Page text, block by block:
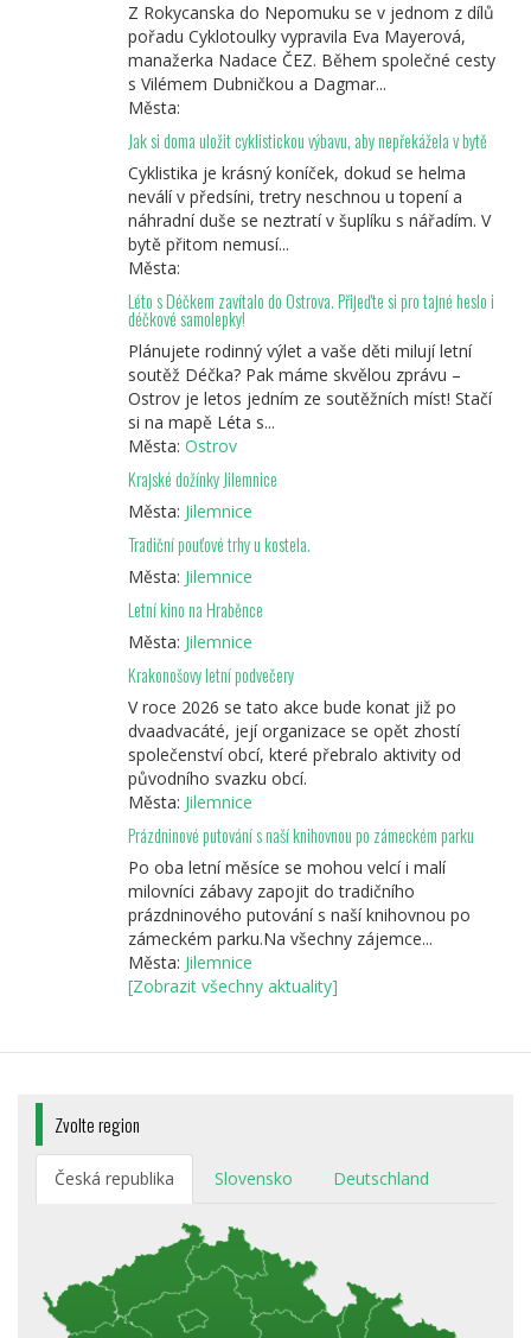
Z Rokycanska do Nepomuku se v jednom z dílů
pořadu Cyklotoulky vypravila Eva Mayerová,
manažerka Nadace ČEZ. Během společné cesty
s Vilémem Dubničkou a Dagmar...
Města:
Jak si doma uložit cyklistickou výbavu, aby nepřekážela v bytě
Cyklistika je krásný koníček, dokud se helma
neválí v předsíni, tretry neschnou u topení a
náhradní duše se neztratí v šuplíku s nářadím. V
bytě přitom nemusí...
Města:
Léto s Déčkem zavítalo do Ostrova. Přijeďte si pro tajné heslo i
déčkové samolepky!
Plánujete rodinný výlet a vaše děti milují letní
soutěž Déčka? Pak máme skvělou zprávu –
Ostrov je letos jedním ze soutěžních míst! Stačí
si na mapě Léta s...
Města: Ostrov
Krajské dožínky Jilemnice
Města: Jilemnice
Tradiční pouťové trhy u kostela.
Města: Jilemnice
Letní kino na Hraběnce
Města: Jilemnice
Krakonošovy letní podvečery
V roce 2026 se tato akce bude konat již po
dvaadvacáté, její organizace se opět zhostí
společenství obcí, které přebralo aktivity od
původního svazku obcí.
Města: Jilemnice
Prázdninové putování s naší knihovnou po zámeckém parku
Po oba letní měsíce se mohou velcí i malí
milovníci zábavy zapojit do tradičního
prázdninového putování s naší knihovnou po
zámeckém parku.Na všechny zájemce...
Města: Jilemnice
[Zobrazit všechny aktuality]
Zvolte region
Česká republika Slovensko Deutschland